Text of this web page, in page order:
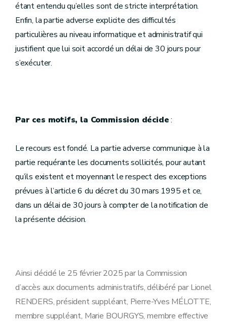
étant entendu qu’elles sont de stricte interprétation.
Enfin, la partie adverse explicite des difficultés
particulières au niveau informatique et administratif qui
justifient que lui soit accordé un délai de 30 jours pour
s’exécuter.
Par ces motifs, la Commission décide:
Le recours est fondé. La partie adverse communique à la
partie requérante les documents sollicités, pour autant
qu’ils existent et moyennant le respect des exceptions
prévues à l’article 6 du décret du 30 mars 1995 et ce,
dans un délai de 30 jours à compter de la notification de
la présente décision.
Ainsi décidé le 25 février 2025 par la Commission
d’accès aux documents administratifs, délibéré par Lionel
RENDERS, président suppléant, Pierre-Yves MÉLOTTE,
membre suppléant, Marie BOURGYS, membre effective